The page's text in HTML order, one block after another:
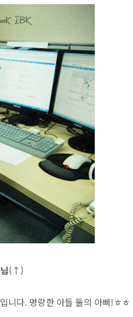
(↑)
니다. 명랑한 아들 둘의 아빠!ㅎㅎ